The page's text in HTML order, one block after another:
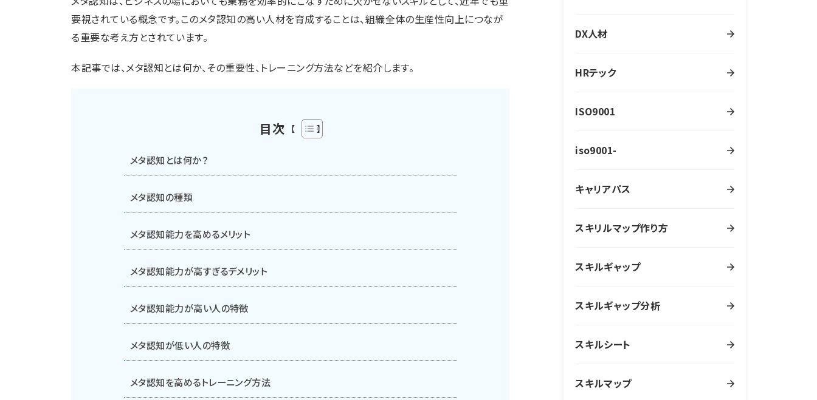
要視されている概念です。このメタ認知の高い人材を育成することは、組織全体の生産性向上につなが
る重要な考え方とされています。
本記事では、メタ認知とは何か、その重要性、トレーニング方法などを紹介します。
目次
メタ認知とは何か？
メタ認知の種類
メタ認知能力を高めるメリット
メタ認知能力が高すぎるデメリット
メタ認知能力が高い人の特徴
メタ認知が低い人の特徴
メタ認知を高めるトレーニング方法
DX人材
HRテック
ISO9001
iso9001-
キャリアパス
スキリルマップ作り方
スキルギャップ
スキルギャップ分析
スキルシート
スキルマップ